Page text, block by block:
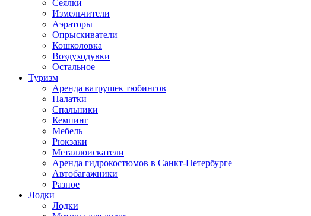
Сеялки
Измельчители
Аэраторы
Опрыскиватели
Кошколовка
Воздуходувки
Остальное
Туризм
Аренда ватрушек тюбингов
Палатки
Спальники
Кемпинг
Мебель
Рюкзаки
Металлоискатели
Аренда гидрокостюмов в Санкт-Петербурге
Автобагажники
Разное
Лодки
Лодки